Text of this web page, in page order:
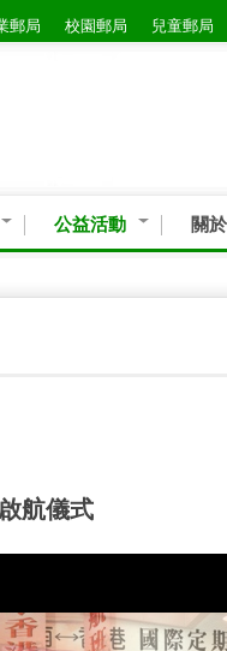
郵局 校園郵局 兒童郵局
公益活動 關
航儀式